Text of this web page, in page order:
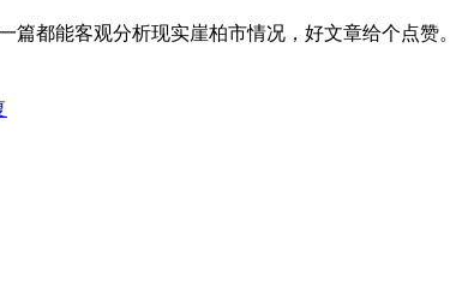
篇都能客观分析现实崖柏市情况，好文章给个点赞。